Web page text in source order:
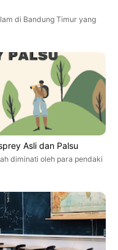
di Bandung Timur yang
Asli dan Palsu
diminati oleh para pendaki